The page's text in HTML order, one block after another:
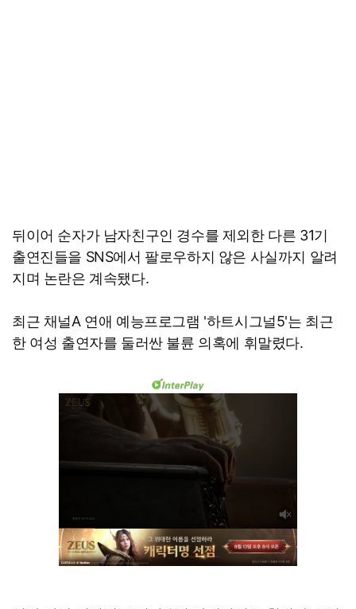
뒤이어 순자가 남자친구인 경수를 제외한 다른 31기
출연진들을 SNS에서 팔로우하지 않은 사실까지 알려
지며 논란은 계속됐다.
최근 채널A 연애 예능프로그램 '하트시그널5'는 최근
한 여성 출연자를 둘러싼 불륜 의혹에 휘말렸다.